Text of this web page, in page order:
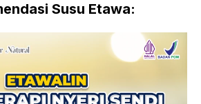
Susu Etawa: